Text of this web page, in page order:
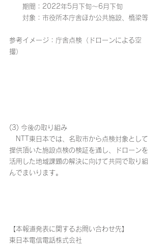
期間：2022年5月下旬～6月下旬
対象：市役所本庁舎ほか公共施設、橋梁等
参考イメージ：庁舎点検（ドローンによる空
撮）
(3) 今後の取り組み
NTT東日本では、名取市から点検対象として
提供頂いた施設点検の検証を通し、ドローンを
活用した地域課題の解決に向けて共同で取り組
んでまいります。
【本報道発表に関するお問い合わせ先】
東日本電信電話株式会社